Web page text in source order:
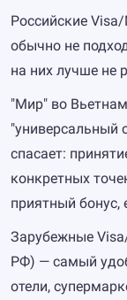
Российские
обычно не
на них лучше не
"Мир" во
"универсальный
спасает:
конкретных
приятный бонус,
Зарубежные
РФ) — самый
отели,